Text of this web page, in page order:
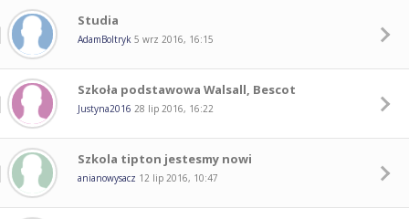
Studia
AdamBoltryk 5 wrz 2016, 16:15
Szkoła podstawowa Walsall, Bescot
Justyna2016 28 lip 2016, 16:22
Szkola tipton jestesmy nowi
anianowysacz 12 lip 2016, 10:47